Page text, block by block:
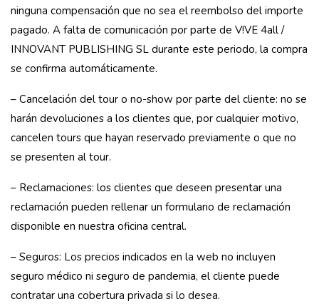
ninguna compensación que no sea el reembolso del importe
pagado. A falta de comunicación por parte de V!VE 4all /
INNOVANT PUBLISHING SL durante este periodo, la compra
se confirma automáticamente.
– Cancelación del tour o no-show por parte del cliente: no se
harán devoluciones a los clientes que, por cualquier motivo,
cancelen tours que hayan reservado previamente o que no
se presenten al tour.
– Reclamaciones: los clientes que deseen presentar una
reclamación pueden rellenar un formulario de reclamación
disponible en nuestra oficina central.
– Seguros: Los precios indicados en la web no incluyen
seguro médico ni seguro de pandemia, el cliente puede
contratar una cobertura privada si lo desea.